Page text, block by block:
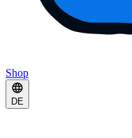
Shop
DE